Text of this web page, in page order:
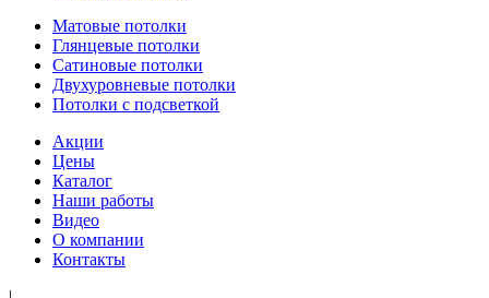
Матовые потолки
Глянцевые потолки
Сатиновые потолки
Двухуровневые потолки
Потолки с подсветкой
Акции
Цены
Каталог
Наши работы
Видео
О компании
Контакты